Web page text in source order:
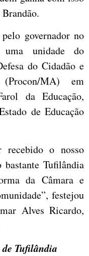
governador no
unidade do
do Cidadão e
MA) em
da Educação,
de Educação
recebido o nosso
bastante Tufilândia
da Câmara e
festejou
Alves Ricardo,
Tufilândia